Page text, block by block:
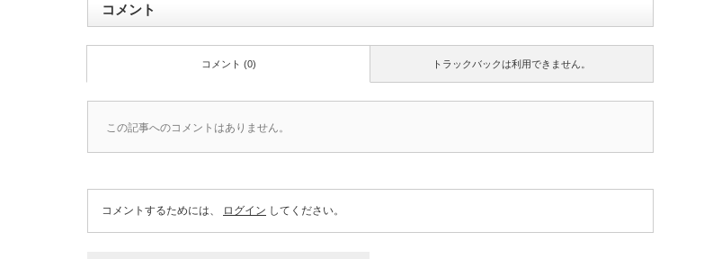
コメント
トラックバックは利用できません。
コメント (0)
この記事へのコメントはありません。
コメントするためには、 ログイン してください。